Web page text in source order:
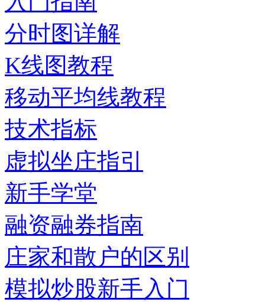
分时图详解
K线图教程
移动平均线教程
技术指标
虚拟坐庄指引
新手学堂
融资融券指南
庄家和散户的区别
模拟炒股新手入门